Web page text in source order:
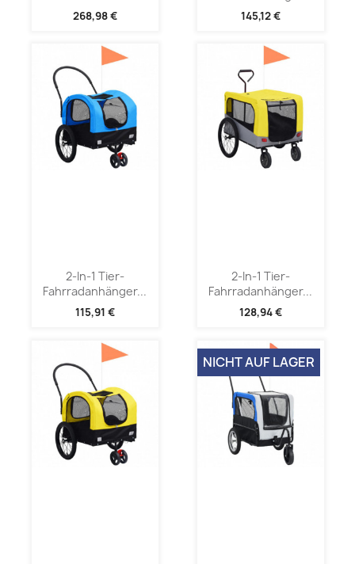
268,98 € 145,12 €
2-In-1 Tier-
Fahrradanhänger...
115,91 €
2-In-1 Tier-
Fahrradanhänger...
128,94 €
NICHT AUF LAGER